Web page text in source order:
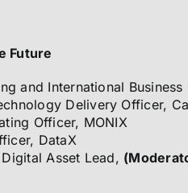
Future
and International Business
Delivery Officer,
Officer, MONIX
DataX
Asset Lead,